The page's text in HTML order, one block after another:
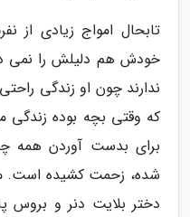
تابحال امواج زیادی از
خودش هم دلیلش را نمی
ندارند چون او زندگی
که وقتی بچه بوده زندگی
برای بدست آوردن همه
شده، زحمت کشیده است.
دختر بلایت دنر و بروس